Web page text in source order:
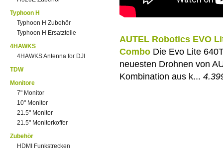
Typhoon H
Typhoon H Zubehör
Typhoon H Ersatzteile
4HAWKS
4HAWKS Antenna for DJI
TDW
Monitore
7" Monitor
10" Monitor
21.5" Monitor
21.5" Monitorkoffer
Zubehör
HDMI Funkstrecken
AUTEL Robotics EVO
Combo Die Evo Lite
neuesten Drohnen von
Kombination aus k...